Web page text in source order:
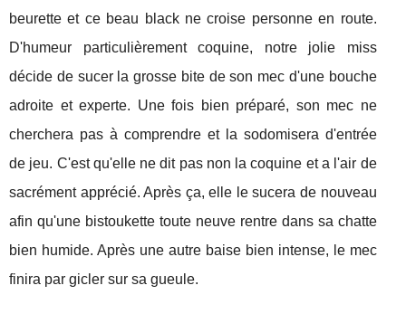
beurette et ce beau black ne croise personne en route.
D'humeur particulièrement coquine, notre jolie miss
décide de sucer la grosse bite de son mec d'une bouche
adroite et experte. Une fois bien préparé, son mec ne
cherchera pas à comprendre et la sodomisera d'entrée
de jeu. C'est qu'elle ne dit pas non la coquine et a l'air de
sacrément apprécié. Après ça, elle le sucera de nouveau
afin qu'une bistoukette toute neuve rentre dans sa chatte
bien humide. Après une autre baise bien intense, le mec
finira par gicler sur sa gueule.